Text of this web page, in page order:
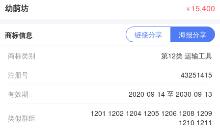
幼荫坊 ￥ 15,400
商标信息 链接分享 海报分享
商标类别
第12类 运输工具
注册号
43251415
有效期
2020-09-14 至 2030-09-13
类似群组
1201 1202 1204 1205 1206 1208 1209
1210 1211